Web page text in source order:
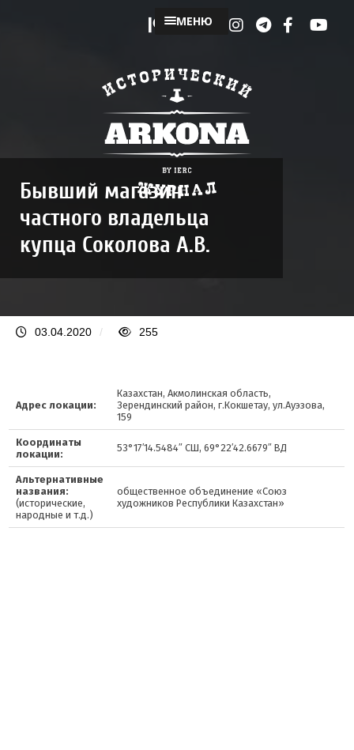
МЕНЮ
Бывший магазин
частного владельца
купца Соколова А.В.
03.04.2020 / 255
Адрес локации:
Казахстан, Акмолинская область,
Зерендинский район, г.Кокшетау, ул.Ауэзова,
159
Координаты
локации:
53°17′14.5484″ СШ, 69°22′42.6679″ ВД
Альтернативные
названия:
(исторические,
народные и т.д.)
общественное объединение «Союз
художников Республики Казахстан»